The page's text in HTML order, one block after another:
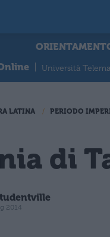
Università
LATINA PERIODO
di
2014